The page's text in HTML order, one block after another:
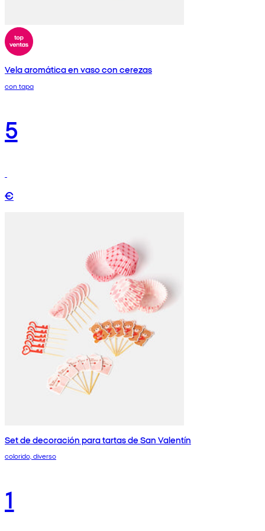
Vela aromática en vaso con cerezas
con tapa
5
€
Set de decoración para tartas de San Valentín
colorido, diverso
1